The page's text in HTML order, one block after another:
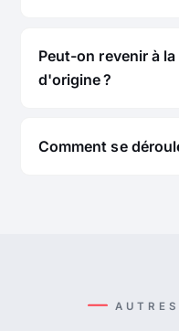
Peut-on revenir à
d'origine ?
Comment se